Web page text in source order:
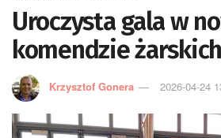
Uroczysta gala w
komendzie
Krzysztof Gonera 2026-04-24